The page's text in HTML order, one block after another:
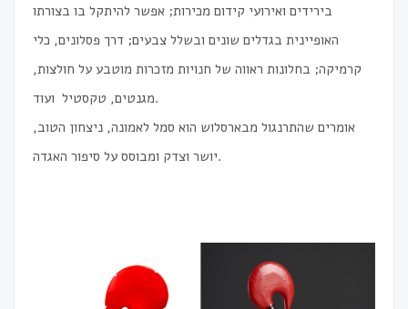
בירידים ואירועי קידום מכירות; אפשר להיתקל בו בצורתו
האופיינית בגדלים שונים ובשלל צבעים; דרך פסלונים, כלי
קרמיקה; בחלונות ראווה של חנויות מזכרות מוטבע על חולצות,
מגנטים, טקסטיל ועוד.
אומרים שהתרנגול מבארסלוש הוא סמל לאמונה, ניצחון הטוב,
יושר וצדק ומבוסס על סיפור האגדה.